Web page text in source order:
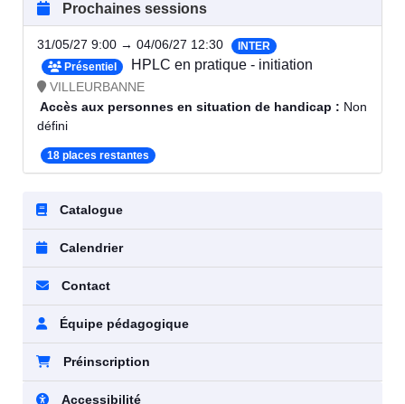
Prochaines sessions
31/05/27 9:00 → 04/06/27 12:30
INTER
Présentiel
HPLC en pratique - initiation
VILLEURBANNE
Accès aux personnes en situation de handicap : Non
défini
18 places restantes
Catalogue
Calendrier
Contact
Équipe pédagogique
Préinscription
Accessibilité